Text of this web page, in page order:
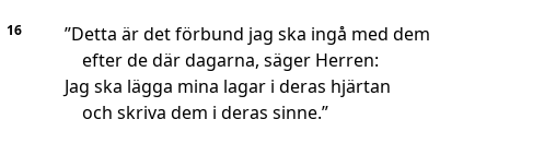
16
”Detta är det förbund jag ska ingå med dem
efter de där dagarna, säger Herren:
Jag ska lägga mina lagar i deras hjärtan
och skriva dem i deras sinne.”